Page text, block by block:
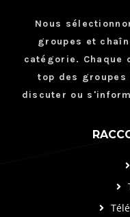
Nous
groupes et
catégorie. Chaque
top des
discuter ou